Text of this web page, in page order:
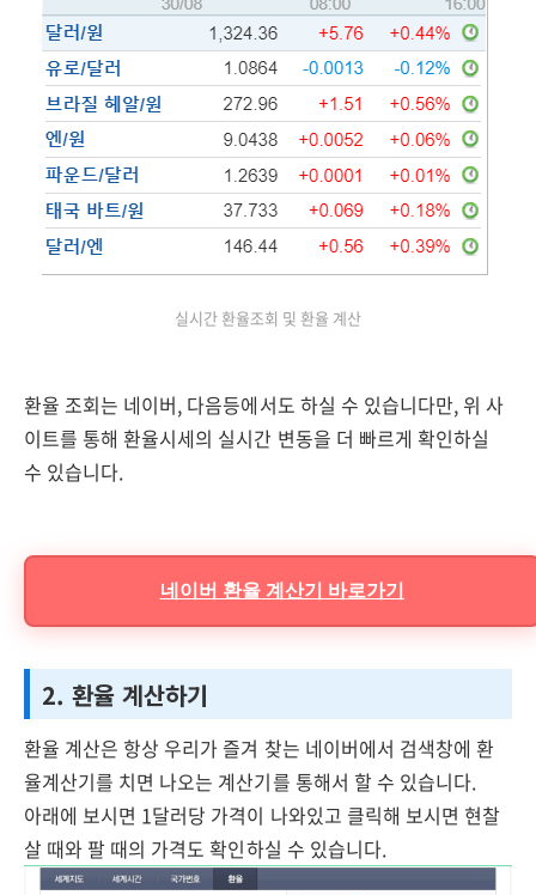
실시간 환율조회 및 환율 계산
환율 조회는 네이버, 다음등에서도 하실 수 있습니다만, 위 사
이트를 통해 환율시세의 실시간 변동을 더 빠르게 확인하실
수 있습니다.
네이버 환율 계산기 바로가기
2. 환율 계산하기
환율 계산은 항상 우리가 즐겨 찾는 네이버에서 검색창에 환
율계산기를 치면 나오는 계산기를 통해서 할 수 있습니다.
아래에 보시면 1달러당 가격이 나와있고 클릭해 보시면 현찰
살 때와 팔 때의 가격도 확인하실 수 있습니다.